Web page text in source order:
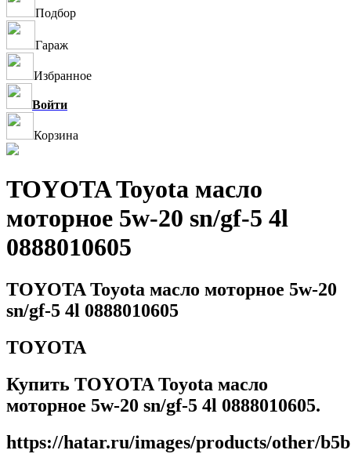
Подбор
Гараж
Избранное
Войти
Корзина
TOYOTA Toyota масло
моторное 5w-20 sn/gf-5 4l
0888010605
TOYOTA Toyota масло моторное 5w-20
sn/gf-5 4l 0888010605
TOYOTA
Купить TOYOTA Toyota масло
моторное 5w-20 sn/gf-5 4l 0888010605.
https://hatar.ru/images/products/other/